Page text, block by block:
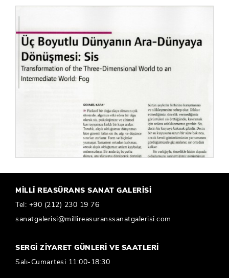
MİLLÎ REASÜRANS SANAT GALERİSİ
Tel: +90 (212) 230 19 76
sanatgalerisi@millireasuranssanatgalerisi.com
SERGİ ZİYARET GÜNLERİ VE SAATLERİ
Salı-Cumartesi 11:00-18:30